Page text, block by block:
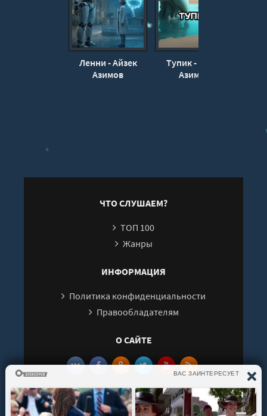
Ленни - Айзек
Азимов
Тупик - Айзек
Азимов
ЧТО СЛУШАЕМ?
ТОП 100
Жанры
ИНФОРМАЦИЯ
Политика конфиденциальности
Правообладателям
О САЙТЕ
Интересуют новинки мира литературы? Вам к
нам. У нас можно послушать как новые так и